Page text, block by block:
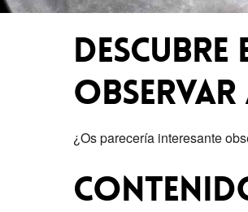
observar
¿Os parecería interesante